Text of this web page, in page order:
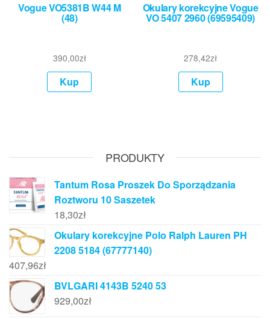
Vogue VO5381B W44 M
(48)
390,00zł
Kup
Okulary korekcyjne Vogue
VO 5407 2960 (69595409)
278,42zł
Kup
PRODUKTY
Tantum Rosa Proszek Do Sporządzania
Roztworu 10 Saszetek
18,30zł
Okulary korekcyjne Polo Ralph Lauren PH
2208 5184 (67777140)
407,96zł
BVLGARI 4143B 5240 53
929,00zł